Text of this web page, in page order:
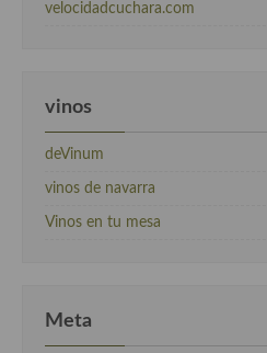
velocidadcuchara.com
vinos
deVinum
vinos de navarra
Vinos en tu mesa
Meta